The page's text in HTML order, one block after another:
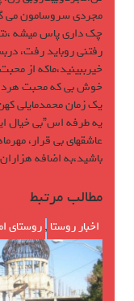
مجردى سروسامون مى
چك دارى پاس ميشه
رفتنى روبايد رفت،
خيرببينيد،ماكه از
خوش بى كه محبت
يك زمان محمدمايلى
يه طرفه اس”بى خيال
عاشقهاى بى قرار،
باشيد،به اضافه
مطالب مرتبط
اخبار روستا ,روستای